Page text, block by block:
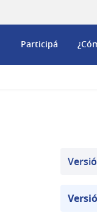
Participá